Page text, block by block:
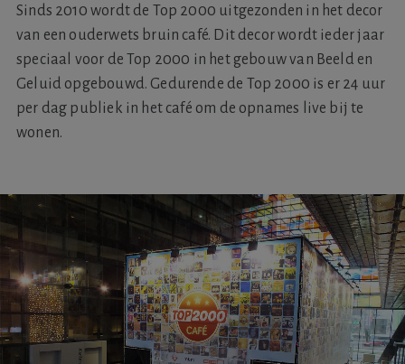
Sinds 2010 wordt de Top 2000 uitgezonden in het decor
van een ouderwets bruin café. Dit decor wordt ieder jaar
speciaal voor de Top 2000 in het gebouw van Beeld en
Geluid opgebouwd. Gedurende de Top 2000 is er 24 uur
per dag publiek in het café om de opnames live bij te
wonen.